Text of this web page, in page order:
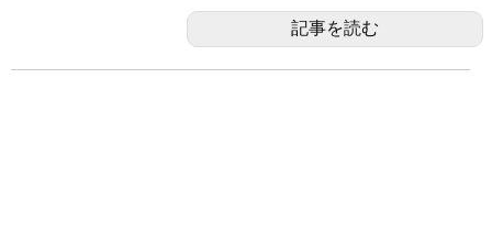
記事を読む